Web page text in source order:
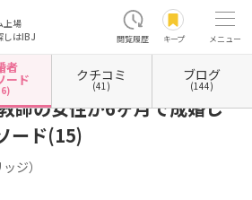
上場
しはIBJ
閲覧履歴 キープ メニュー
大阪府大阪市 大阪府大阪市北区 loveridge（ラバリッジ）
師の女性が6ヶ月で成婚し
ード(15)
ジ）
者
ード クチコミ
(41)
ブログ
(144)